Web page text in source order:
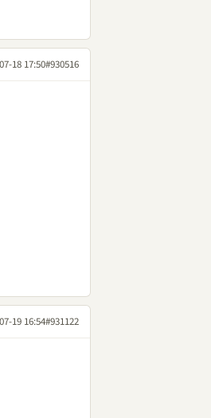
18 17:50#930516
19 16:54#931122